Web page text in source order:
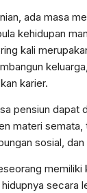
ada masa
kehidupan
kali
karier.
pensiun dapat
materi
sosial,
secara